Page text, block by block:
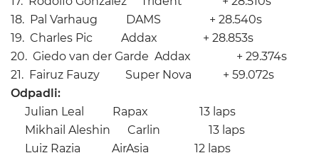
18. Pal Varhaug DAMS + 28.540s
19. Charles Pic Addax + 28.853s
20. Giedo van der Garde Addax + 29.374s
21. Fairuz Fauzy Super Nova + 59.072s
Odpadli:
Julian Leal Rapax 13 laps
Mikhail Aleshin Carlin 13 laps
Luiz Razia AirAsia 12 laps